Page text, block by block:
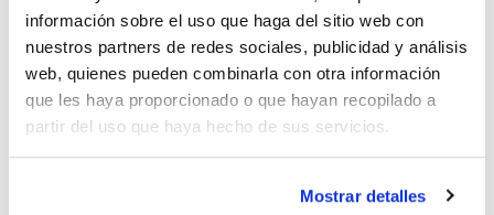
información sobre el uso que haga del sitio web con
nuestros partners de redes sociales, publicidad y análisis
web, quienes pueden combinarla con otra información
que les haya proporcionado o que hayan recopilado a
partir del uso que haya hecho de sus servicios.
Mostrar detalles
A prueba de fugas debido al sistema de sellado optimizado
de la rosca de la botella y el tapón roscado con un diseño
Fácil legibilidad del volumen, graduaciones de doble cara con
alta precisión (± 5%).
TDS / Ficha técnica
Regístrate para
descargas
COA
Regístrate para
descargas
SDS/ Hoja de seguridad
Regístrate para
descargas
Los productos marcados con esta imagen son